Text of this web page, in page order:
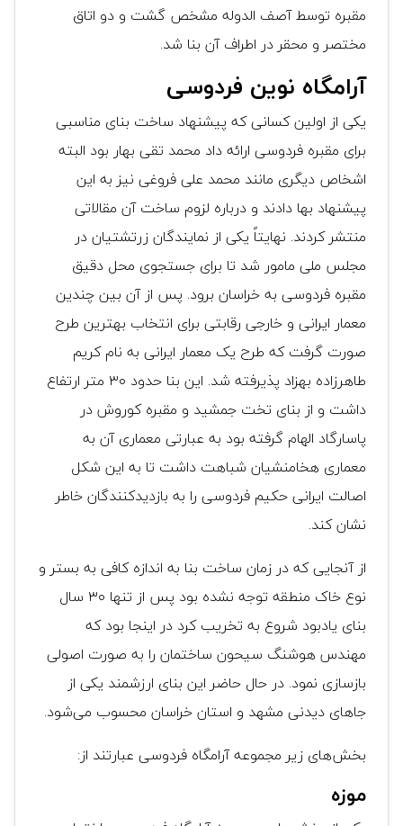
مقبره توسط آصف الدوله مشخص گشت و دو اتاق
مختصر و محقر در اطراف آن بنا شد.
آرامگاه نوین فردوسی
یکی از اولین کسانی که پیشنهاد ساخت بنای مناسبی
برای مقبره فردوسی ارائه داد محمد تقی بهار بود البته
اشخاص دیگری مانند محمد علی فروغی نیز به این
پیشنهاد بها دادند و درباره لزوم ساخت آن مقالاتی
منتشر کردند. نهایتاً یکی از نمایندگان زرتشتیان در
مجلس ملی مامور شد تا برای جستجوی محل دقیق
مقبره فردوسی به خراسان برود. پس از آن بین چندین
معمار ایرانی و خارجی رقابتی برای انتخاب بهترین طرح
صورت گرفت که طرح یک معمار ایرانی به نام کریم
طاهرزاده بهزاد پذیرفته شد. این بنا حدود ۳۰ متر ارتفاع
داشت و از بنای تخت جمشید و مقبره کوروش در
پاسارگاد الهام گرفته بود به عبارتی معماری آن به
معماری هخامنشیان شباهت داشت تا به این شکل
اصالت ایرانی حکیم فردوسی را به بازدیدکنندگان خاطر
نشان کند.
از آنجایی که در زمان ساخت بنا به اندازه کافی به بستر و
نوع خاک منطقه توجه نشده بود پس از تنها ۳۰ سال
بنای یادبود شروع به تخریب کرد در اینجا بود که
مهندس هوشنگ سیحون ساختمان را به صورت اصولی
بازسازی نمود. در حال حاضر این بنای ارزشمند یکی از
جا‌های دیدنی مشهد و استان خراسان محسوب می‌شود.
بخش‌های زیر مجموعه آرامگاه فردوسی عبارتند از:
موزه